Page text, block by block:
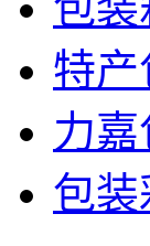
特
力
包